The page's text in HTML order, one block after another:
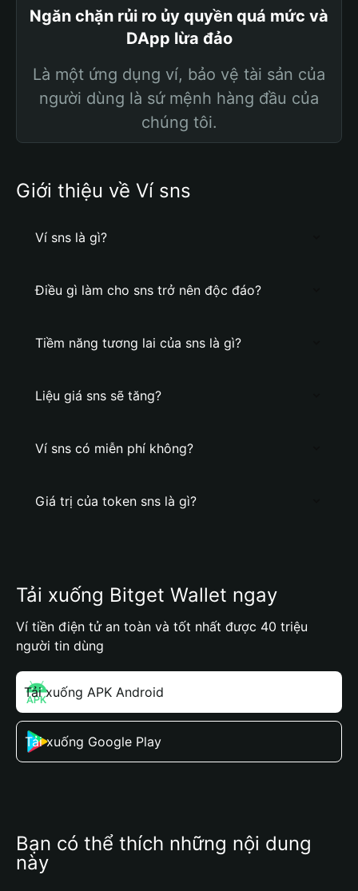
Ngăn chặn rủi ro ủy quyền quá mức và
DApp lừa đảo
Là một ứng dụng ví, bảo vệ tài sản của
người dùng là sứ mệnh hàng đầu của
chúng tôi.
Giới thiệu về Ví sns
Ví sns là gì?
Điều gì làm cho sns trở nên độc đáo?
Tiềm năng tương lai của sns là gì?
Liệu giá sns sẽ tăng?
Ví sns có miễn phí không?
Giá trị của token sns là gì?
Tải xuống Bitget Wallet ngay
Ví tiền điện tử an toàn và tốt nhất được 40 triệu
người tin dùng
Tải xuống APK Android
Tải xuống Google Play
Bạn có thể thích những nội dung
này